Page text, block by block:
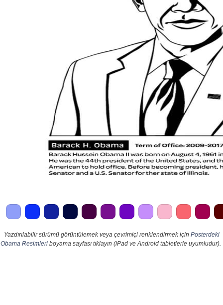
Yazdırılabilir sürümü görüntülemek veya çevrimiçi renklendirmek için Posterdeki
Obama Resimleri boyama sayfası tıklayın (iPad ve Android tabletlerle uyumludur).